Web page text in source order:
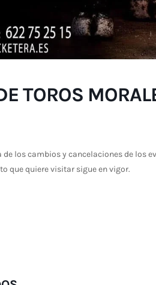
TOROS
los cambios y cancelaciones de los
que quiere visitar sigue en vigor.